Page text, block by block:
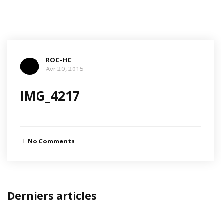
ROC-HC
Avr 20, 2015
IMG_4217
No Comments
Derniers articles